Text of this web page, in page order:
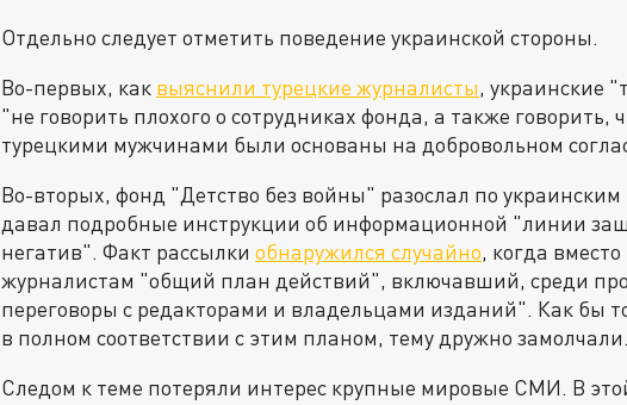
Отдельно следует отметить поведение украинской стороны.
Во-первых, как выяснили турецкие журналисты, украинские
"не говорить плохого о сотрудниках фонда, а также
турецкими мужчинами были основаны на добровольном
Во-вторых, фонд "Детство без войны" разослал по
давал подробные инструкции об информационной "линии
негатив". Факт рассылки обнаружился случайно, когда
журналистам "общий план действий", включавший, среди
переговоры с редакторами и владельцами изданий". Как бы
в полном соответствии с этим планом, тему дружно замолчали.
Следом к теме потеряли интерес крупные мировые СМИ. В